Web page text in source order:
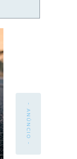
- ANÚNCIO -